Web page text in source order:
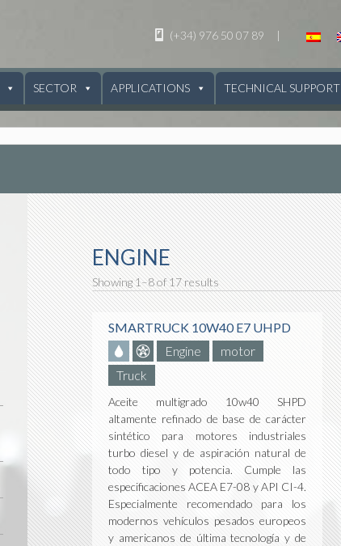
(+34) 976 50 07 89 |
SECTOR APPLICATIONS TECHNICAL SUPPORT
ENGINE
Showing 1–8 of 17 results
SMARTRUCK 10W40 E7 UHPD
Engine
motor
Truck
Aceite multigrado 10w40 SHPD
altamente refinado de base de carácter
sintético para motores industriales
turbo diesel y de aspiración natural de
todo tipo y potencia. Cumple las
especificaciones ACEA E7-08 y API CI-4.
Especialmente recomendado para los
modernos vehículos pesados europeos
y americanos de última tecnología y de